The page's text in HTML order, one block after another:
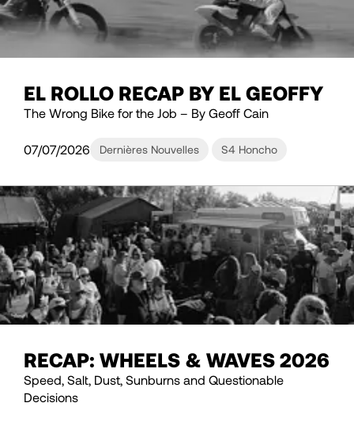
EL ROLLO RECAP BY EL GEOFFY
The Wrong Bike for the Job – By Geoff Cain
07/07/2026 Dernières Nouvelles S4 Honcho
RECAP: WHEELS & WAVES 2026
Speed, Salt, Dust, Sunburns and Questionable
Decisions